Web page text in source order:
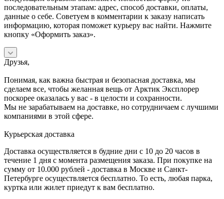
последовательным этапам: адрес, способ доставки, оплаты,
данные о себе. Советуем в комментарии к заказу написать
информацию, которая поможет курьеру вас найти. Нажмите
кнопку «Оформить заказ».
Друзья,
Понимая, как важна быстрая и безопасная доставка, мы
сделаем все, чтобы желанная вещь от Арктик Эксплорер
поскорее оказалась у вас - в целости и сохранности.
Мы не зарабатываем на доставке, но сотрудничаем с лучшими
компаниями в этой сфере.
Курьерская доставка
Доставка осуществляется в будние дни с 10 до 20 часов в
течение 1 дня с момента размещения заказа. При покупке на
сумму от 10.000 рублей - доставка в Москве и Санкт-
Петербурге осуществляется бесплатно. То есть, любая парка,
куртка или жилет приедут к вам бесплатно.